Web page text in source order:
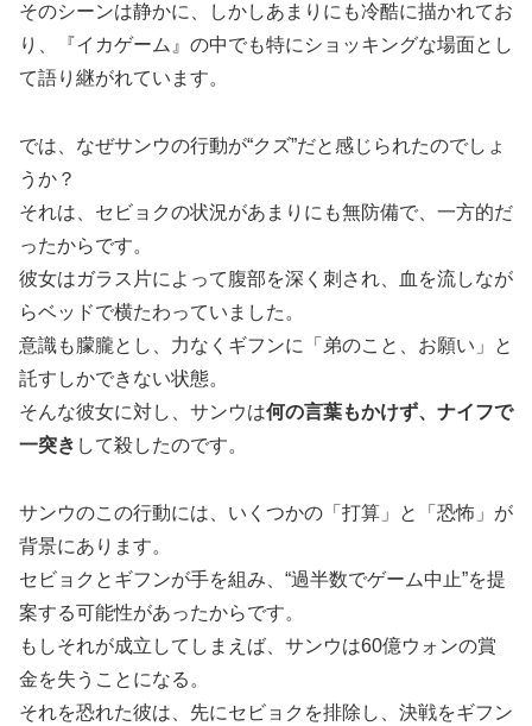
そのシーンは静かに、しかしあまりにも冷酷に描かれてお
り、『イカゲーム』の中でも特にショッキングな場面とし
て語り継がれています。
では、なぜサンウの行動が“クズ”だと感じられたのでしょ
うか？
それは、セビョクの状況があまりにも無防備で、一方的だ
ったからです。
彼女はガラス片によって腹部を深く刺され、血を流しなが
らベッドで横たわっていました。
意識も朦朧とし、力なくギフンに「弟のこと、お願い」と
託すしかできない状態。
そんな彼女に対し、サンウは何の言葉もかけず、ナイフで
一突き して殺したのです。
サンウのこの行動には、いくつかの「打算」と「恐怖」が
背景にあります。
セビョクとギフンが手を組み、“過半数でゲーム中止”を提
案する可能性があったからです。
もしそれが成立してしまえば、サンウは60億ウォンの賞
金を失うことになる。
それを恐れた彼は、先にセビョクを排除し、決戦をギフン